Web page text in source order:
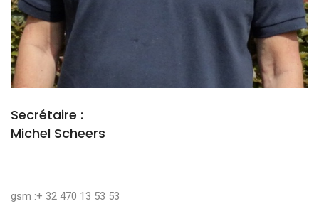
Secrétaire :
Michel Scheers
gsm :+ 32 470 13 53 53